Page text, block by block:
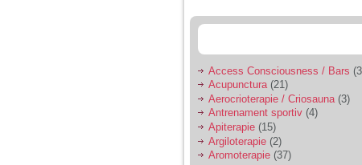
Access Consciousness / Bars
Acupunctura(21)
Aerocrioterapie / Criosauna (3)
Antrenament sportiv (4)
Apiterapie (15)
Argiloterapie (2)
Aromoterapie (37)